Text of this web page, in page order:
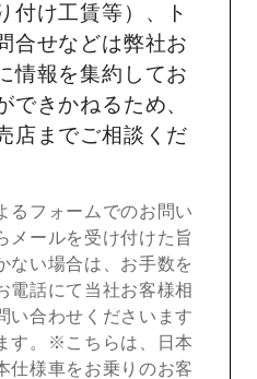
付け工賃等）、ト
合せなどは弊社お
情報を集約してお
できかねるため、
店までご相談くだ
るフォームでのお問い
メールを受け付けた旨
ない場合は、お手数を
電話にて当社お客様相
い合わせくださいます
す。※こちらは、日本
仕様車をお乗りのお客